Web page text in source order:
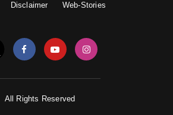
Disclaimer Web-Stories
All Rights Reserved